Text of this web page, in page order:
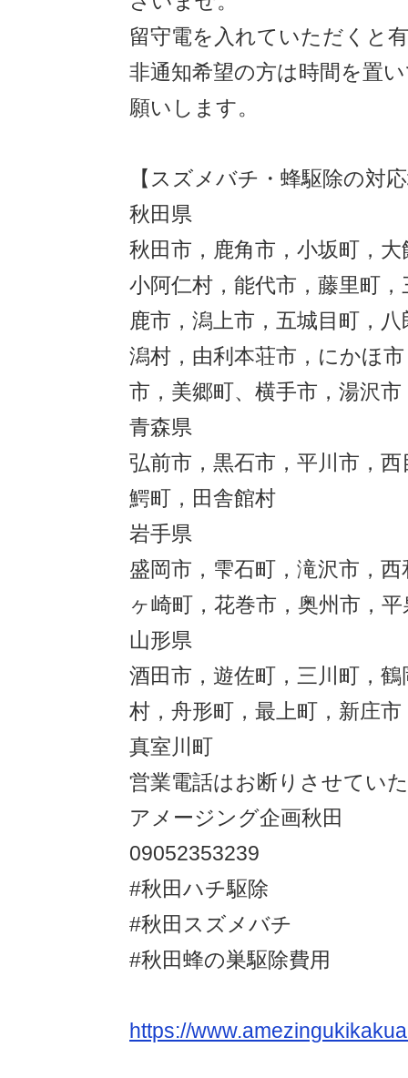
留守電を入れていただくと
非通知希望の方は時間を置
願いします。
【スズメバチ・蜂駆除の対
秋田県
秋田市，鹿角市，小坂町，
小阿仁村，能代市，藤里町
鹿市，潟上市，五城目町，
潟村，由利本荘市，にかほ
市，美郷町、横手市，湯沢
青森県
弘前市，黒石市，平川市，
鰐町，田舎館村
岩手県
盛岡市，雫石町，滝沢市，
ヶ崎町，花巻市，奥州市，
山形県
酒田市，遊佐町，三川町，
村，舟形町，最上町，新庄
真室川町
営業電話はお断りさせてい
アメージング企画秋田
09052353239
#秋田ハチ駆除
#秋田スズメバチ
#秋田蜂の巣駆除費用
https://